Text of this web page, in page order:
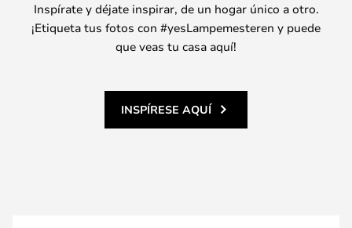
Inspírate y déjate inspirar, de un hogar único a otro.
¡Etiqueta tus fotos con #yesLampemesteren y puede
que veas tu casa aquí!
INSPÍRESE AQUÍ